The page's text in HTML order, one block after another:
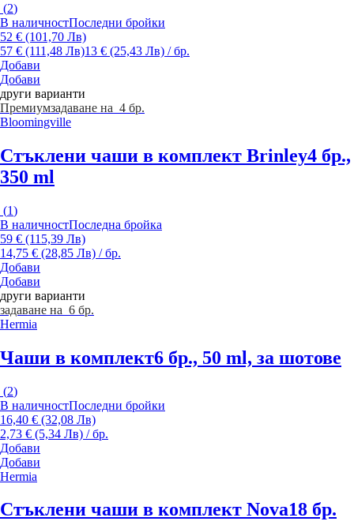
(2)
В наличностПоследни бройки
52 € (101,70 Лв)
57 € (111,48 Лв)13 € (25,43 Лв) / бр.
Добави
Добави
други варианти
Премиумзадаване на 4 бр.
Bloomingville
Стъклени чаши в комплект Brinley4 бр.,
350 ml
(1)
В наличностПоследна бройка
59 € (115,39 Лв)
14,75 € (28,85 Лв) / бр.
Добави
Добави
други варианти
задаване на 6 бр.
Hermia
Чаши в комплект6 бр., 50 ml, за шотове
(2)
В наличностПоследни бройки
16,40 € (32,08 Лв)
2,73 € (5,34 Лв) / бр.
Добави
Добави
Hermia
Стъклени чаши в комплект Nova18 бр.